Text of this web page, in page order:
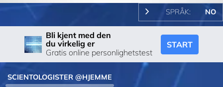
SPRÅK: NO
Bli kjent med den
du virkelig er
Gratis online personlighetstest
START
SCIENTOLOGISTER @HJEMME